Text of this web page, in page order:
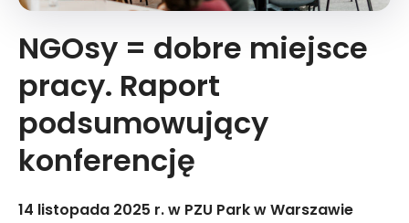
NGOsy = dobre miejsce
pracy. Raport
podsumowujący
konferencję
14 listopada 2025 r. w PZU Park w Warszawie